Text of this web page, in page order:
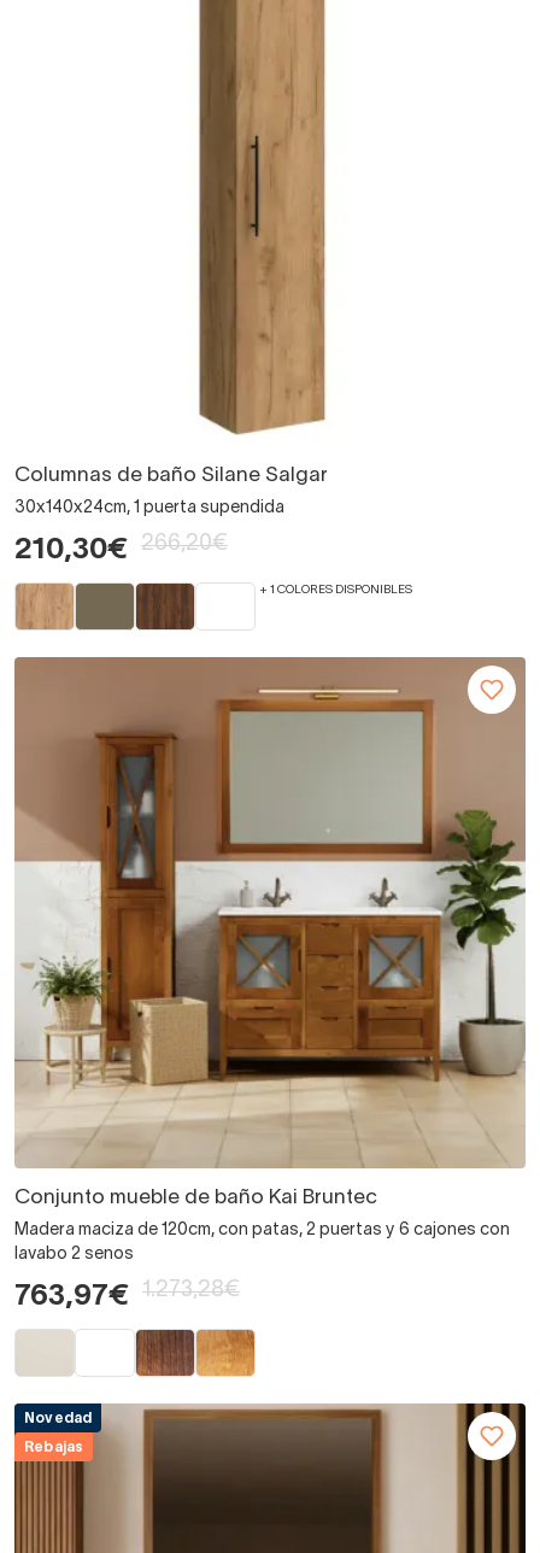
Columnas de baño Silane Salgar
30x140x24cm, 1 puerta supendida
210,30€ 266,20€
+ 1 COLORES DISPONIBLES
Conjunto mueble de baño Kai Bruntec
Madera maciza de 120cm, con patas, 2 puertas y 6 cajones con
lavabo 2 senos
763,97€ 1.273,28€
Novedad
Rebajas